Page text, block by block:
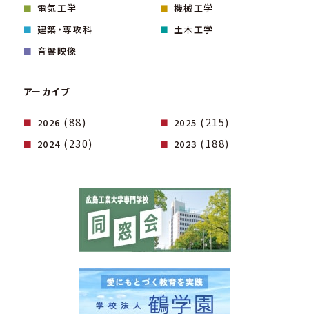
電気工学
機械工学
建築・専攻科
土木工学
音響映像
アーカイブ
2026 (88) 2025 (215)
2024 (230) 2023 (188)